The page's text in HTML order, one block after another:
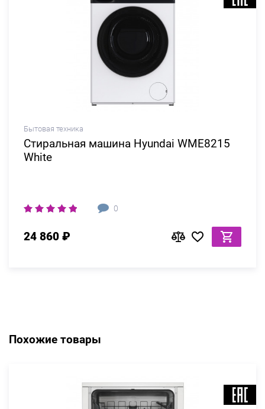
Бытовая техника
Стиральная машина Hyundai WME8215
White
0
24 860 ₽
Похожие товары